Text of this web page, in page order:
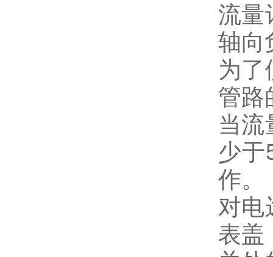
流量
轴向
为了
管路
当流
少于
作。
对电
表盖